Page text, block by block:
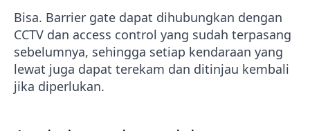
Bisa. Barrier gate dapat dihubungkan dengan
CCTV dan access control yang sudah terpasang
sebelumnya, sehingga setiap kendaraan yang
lewat juga dapat terekam dan ditinjau kembali
jika diperlukan.